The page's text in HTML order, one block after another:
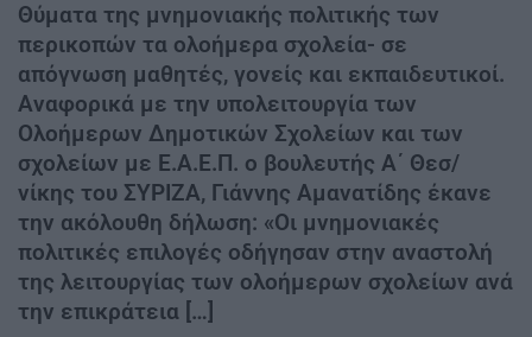
Θύματα της μνημονιακής πολιτικής των
περικοπών τα ολοήμερα σχολεία- σε
απόγνωση μαθητές, γονείς και εκπαιδευτικοί.
Αναφορικά με την υπολειτουργία των
Ολοήμερων Δημοτικών Σχολείων και των
σχολείων με Ε.Α.Ε.Π. ο βουλευτής Α΄ Θεσ/
νίκης του ΣΥΡΙΖΑ, Γιάννης Αμανατίδης έκανε
την ακόλουθη δήλωση: «Οι μνημονιακές
πολιτικές επιλογές οδήγησαν στην αναστολή
της λειτουργίας των ολοήμερων σχολείων ανά
την επικράτεια […]